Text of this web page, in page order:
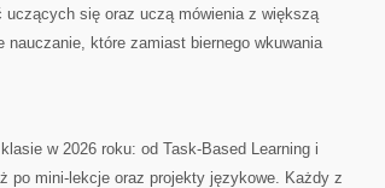
się oraz uczą mówienia z większą
nauczanie, które zamiast biernego wkuwania
w 2026 roku: od Task-Based Learning i
po mini-lekcje oraz projekty językowe. Każdy z